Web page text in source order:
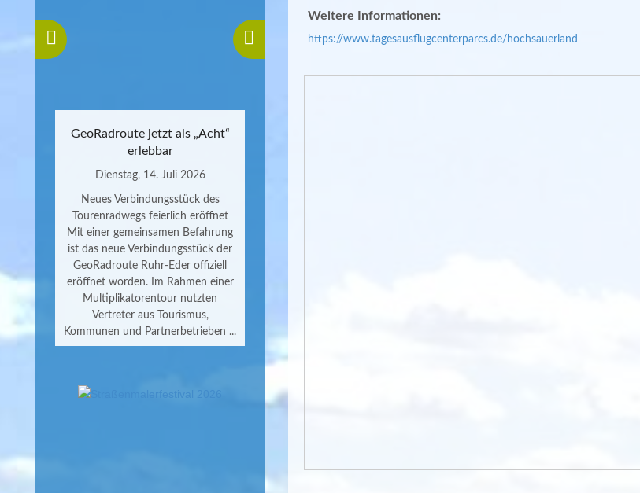
GeoRadroute jetzt als „Acht“
erlebbar
Dienstag, 14. Juli 2026
Neues Verbindungsstück des
Tourenradwegs feierlich eröffnet
Mit einer gemeinsamen Befahrung
ist das neue Verbindungsstück der
GeoRadroute Ruhr-Eder offiziell
eröffnet worden. Im Rahmen einer
Multiplikatorentour nutzten
Vertreter aus Tourismus,
Kommunen und Partnerbetrieben ...
Weitere Informationen:
https://www.tagesausflugcenterparcs.de/hochsauerland